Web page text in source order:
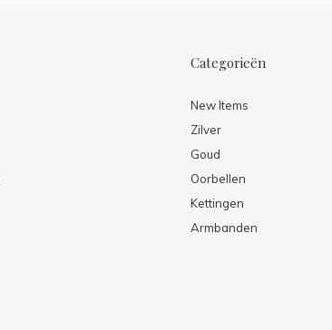
Categorieën
New Items
Zilver
Goud
Oorbellen
Kettingen
Armbanden